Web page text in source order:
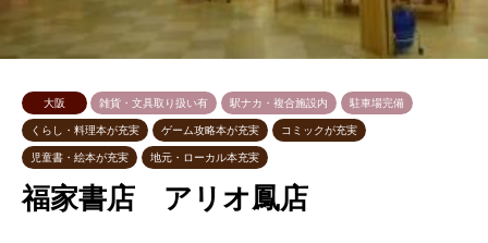
大阪 雑貨・文具取り扱い有 駅ナカ・複合施設内 駐車場完備
くらし・料理本が充実 ゲーム攻略本が充実 コミックが充実
児童書・絵本が充実 地元・ローカル本充実
福家書店 アリオ鳳店